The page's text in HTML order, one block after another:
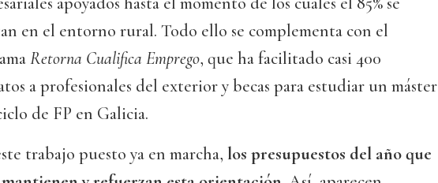
en el entorno rural. Todo ello se complementa con el
Retorna Cualifica Emprego, que ha facilitado casi 400
a profesionales del exterior y becas para estudiar un máster
de FP en Galicia.
trabajo puesto ya en marcha, los presupuestos del año que